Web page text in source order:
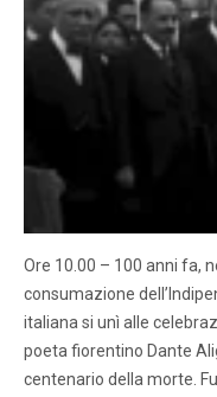
Ore 10.00 – 100 anni fa,
consumazione
italiana si unì alle
poeta fiorentino Dante
centenario della morte.